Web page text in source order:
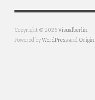
Copyright © 2026Visualberlin
Powered byWordPressand Origin